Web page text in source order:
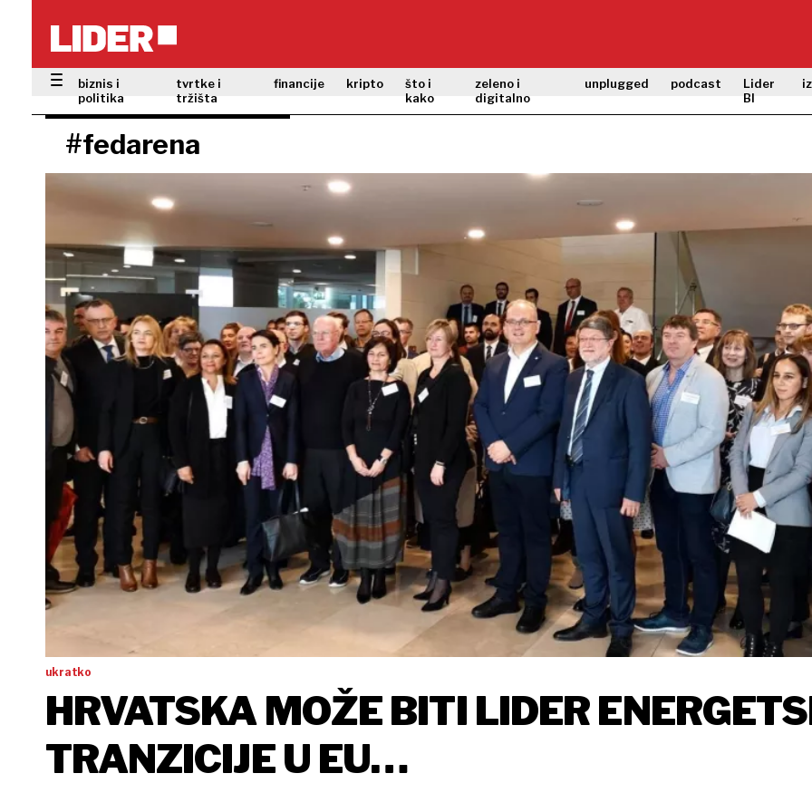
biznis i
politika
tvrtke i
tržišta
financije kripto
što i
kako
zeleno i
digitalno
unplugged podcast
Lider
BI
#fedarena
ukratko
HRVATSKA MOŽE BITI LIDER
TRANZICIJE U EU